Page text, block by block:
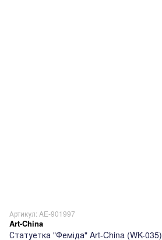
Артикул: AE-901997
Art-China
Статуетка "Феміда" Art-China (WK-